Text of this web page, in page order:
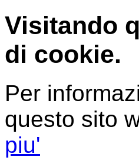
Visitando
di cookie.
Per
questo sito
piu'